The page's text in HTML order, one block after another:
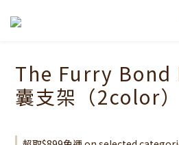
The Furry Bond
囊支架（2color）